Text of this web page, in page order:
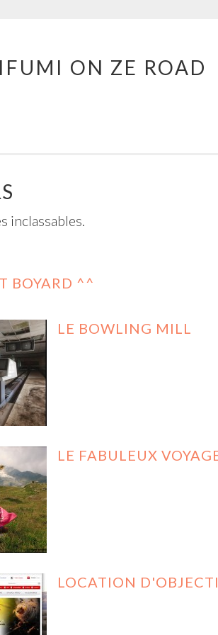
ON ZE ROAD
inclassables.
BOYARD ^^
LE BOWLING MILL
LE FABULEUX
LOCATION